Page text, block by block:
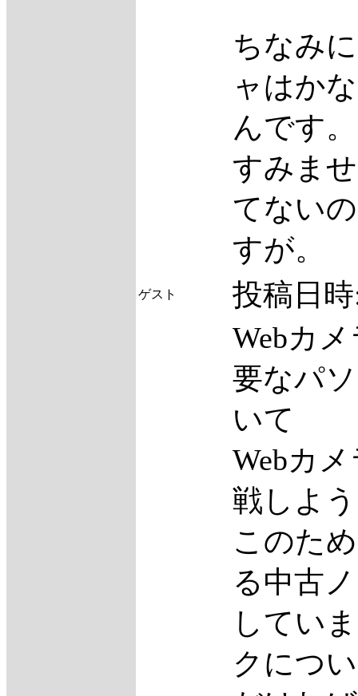
ちなみ
ャはか
んです。
すみま
てない
すが。
ゲスト
投稿日
Webカ
要なパ
いて
Webカ
戦しよ
このた
る中古
してい
クにつ